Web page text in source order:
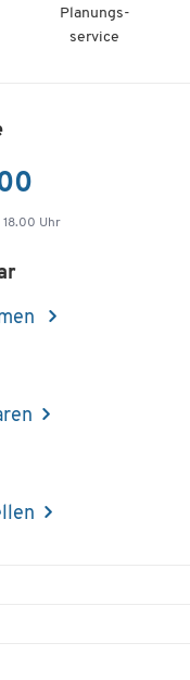
Planungs-
service
18.00 Uhr